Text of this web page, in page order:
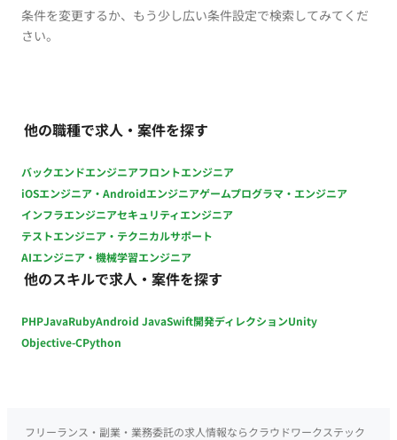
条件を変更するか、もう少し広い条件設定で検索してみてくだ
さい。
他の職種で求人・案件を探す
バックエンドエンジニアフロントエンジニア
iOSエンジニア・Androidエンジニアゲームプログラマ・エンジニア
インフラエンジニアセキュリティエンジニア
テストエンジニア・テクニカルサポート
AIエンジニア・機械学習エンジニア
他のスキルで求人・案件を探す
PHPJavaRubyAndroid JavaSwift開発ディレクションUnity
Objective-CPython
フリーランス・副業・業務委託の求人情報ならクラウドワークステック